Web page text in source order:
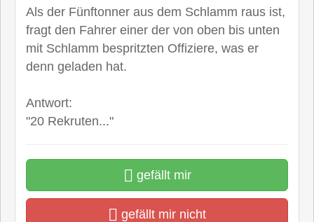
Als der Fünftonner aus dem Schlamm raus ist,
fragt den Fahrer einer der von oben bis unten
mit Schlamm bespritzten Offiziere, was er
denn geladen hat.
Antwort:
"20 Rekruten..."
gefällt mir
gefällt mir nicht